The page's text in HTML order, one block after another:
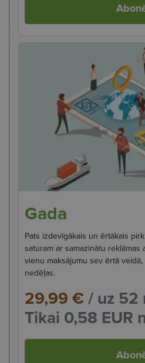
Gada
Pats izdevīgākais un ērtākais
saturam ar samazinātu
vienu maksājumu sev ērtā
nedēļas.
29,99 €/ uz 52
Tikai 0,58 EUR